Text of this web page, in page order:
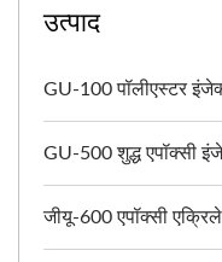
उत्पाद
GU-100 पॉलीएस्टर
GU-500 शुद्ध एपॉक्सी
जीयू-600 एपॉक्सी